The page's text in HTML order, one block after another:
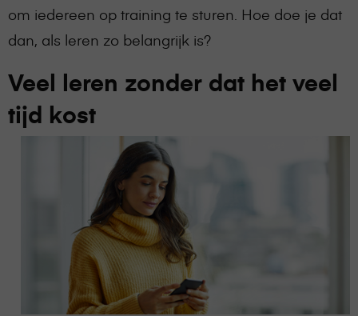
om iedereen op training te sturen. Hoe doe je dat
dan, als leren zo belangrijk is?
Veel leren zonder dat het veel
tijd kost